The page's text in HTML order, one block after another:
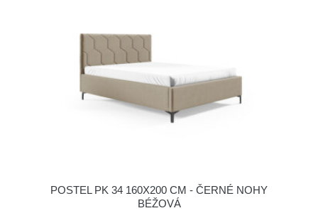
POSTEL PK 34 160X200 CM - ČERNÉ NOHY
BÉŽOVÁ